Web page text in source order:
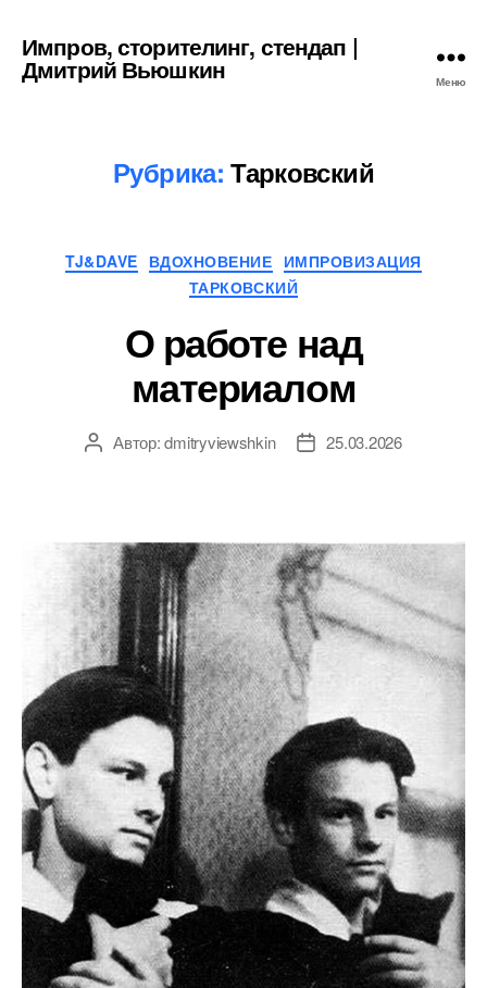
Импров, сторителинг, стендап |
Дмитрий Вьюшкин Меню
Рубрика: Тарковский
Рубрики
TJ&DAVE ВДОХНОВЕНИЕ ИМПРОВИЗАЦИЯ
ТАРКОВСКИЙ
О работе над
материалом
АвторАвтор:dmitryviewshkin
Дата25.03.2026